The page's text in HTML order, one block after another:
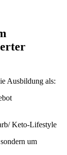
Ausbildung als:
Keto-Lifestyle
um